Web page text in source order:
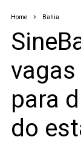
Home Bahia
para
do